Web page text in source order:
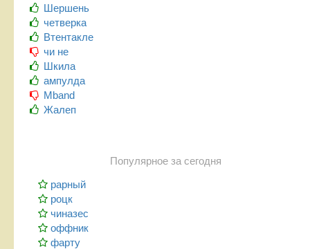
Шершень
четверка
Втентакле
чи не
Шкила
ампулда
Mband
Жалеп
Популярное за сегодня
рарный
роцк
чиназес
оффник
фарту